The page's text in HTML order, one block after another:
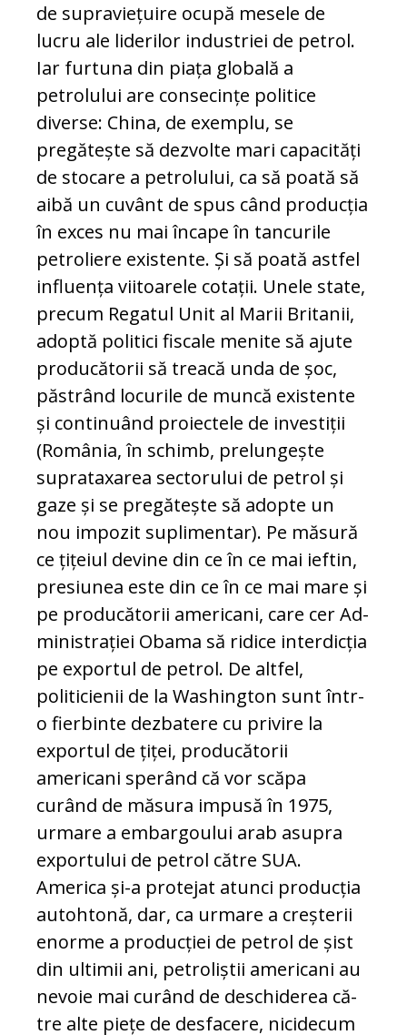
de supraviețuire ocupă mesele de
lucru ale li­derilor industriei de petrol.
Iar furtuna din pia­ța globală a
petrolului are consecințe politice
diverse: China, de exemplu, se
pregătește să dezvolte mari capacități
de stocare a pe­tro­lu­lui, ca să poată să
aibă un cuvânt de spus când producția
în exces nu mai încape în tan­curile
petroliere existente. Și să poată astfel
influența viitoarele cotații. Unele state,
pre­cum Regatul Unit al Marii Britanii,
adoptă po­li­tici fiscale menite să ajute
producătorii să trea­că unda de șoc,
păstrând locurile de mun­că existente
și continuând proiectele de in­ves­tiții
(România, în schimb, prelungește
supra­ta­xarea sectorului de petrol și
gaze și se pre­gă­tește să adopte un
nou impozit suplimentar). Pe măsură
ce țițeiul devine din ce în ce mai ie­ftin,
presiunea este din ce în ce mai mare și
pe producătorii americani, care cer Ad­
mi­ni­s­tra­ției Obama să ridice interdicția
pe exportul de petrol. De altfel,
politicienii de la Washing­ton sunt într-
o fierbinte dezbatere cu privire la
exportul de țiței, producătorii
americani spe­rând că vor scăpa
curând de măsura im­pusă în 1975,
urmare a embargoului arab asu­pra
exportului de petrol către SUA.
America și-a protejat atunci producția
autohtonă, dar, ca urmare a creșterii
enorme a producției de petrol de șist
din ultimii ani, petroliștii ame­ri­cani au
nevoie mai curând de deschiderea că­
tre alte piețe de desfacere, nicidecum